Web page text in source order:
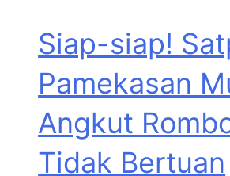
Siap-siap!
Pamekasan
Angkut
Tidak Bertuan